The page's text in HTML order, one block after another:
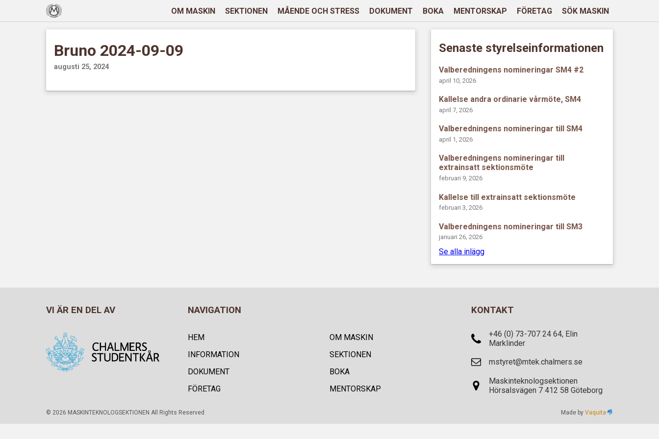
OM MASKIN SEKTIONEN MÅENDE OCH STRESS DOKUMENT BOKA MENTORSKAP FÖRETAG SÖK MASKIN
Bruno 2024-09-09
augusti 25, 2024
Senaste styrelseinformationen
Valberedningens nomineringar SM4 #2
april 10, 2026
Kallelse andra ordinarie vårmöte, SM4
april 7, 2026
Valberedningens nomineringar till SM4
april 1, 2026
Valberedningens nomineringar till
extrainsatt sektionsmöte
februari 9, 2026
Kallelse till extrainsatt sektionsmöte
februari 3, 2026
Valberedningens nomineringar till SM3
januari 26, 2026
Se alla inlägg
VI ÄR EN DEL AV NAVIGATION
HEM
OM MASKIN
INFORMATION
SEKTIONEN
DOKUMENT
BOKA
FÖRETAG
MENTORSKAP
KONTAKT
+46 (0) 73-707 24 64, Elin
Marklinder
mstyret@mtek.chalmers.se
Maskinteknologsektionen
Hörsalsvägen 7 412 58 Göteborg
© 2026 MASKINTEKNOLOGSEKTIONEN All Rights Reserved Made byVaquita